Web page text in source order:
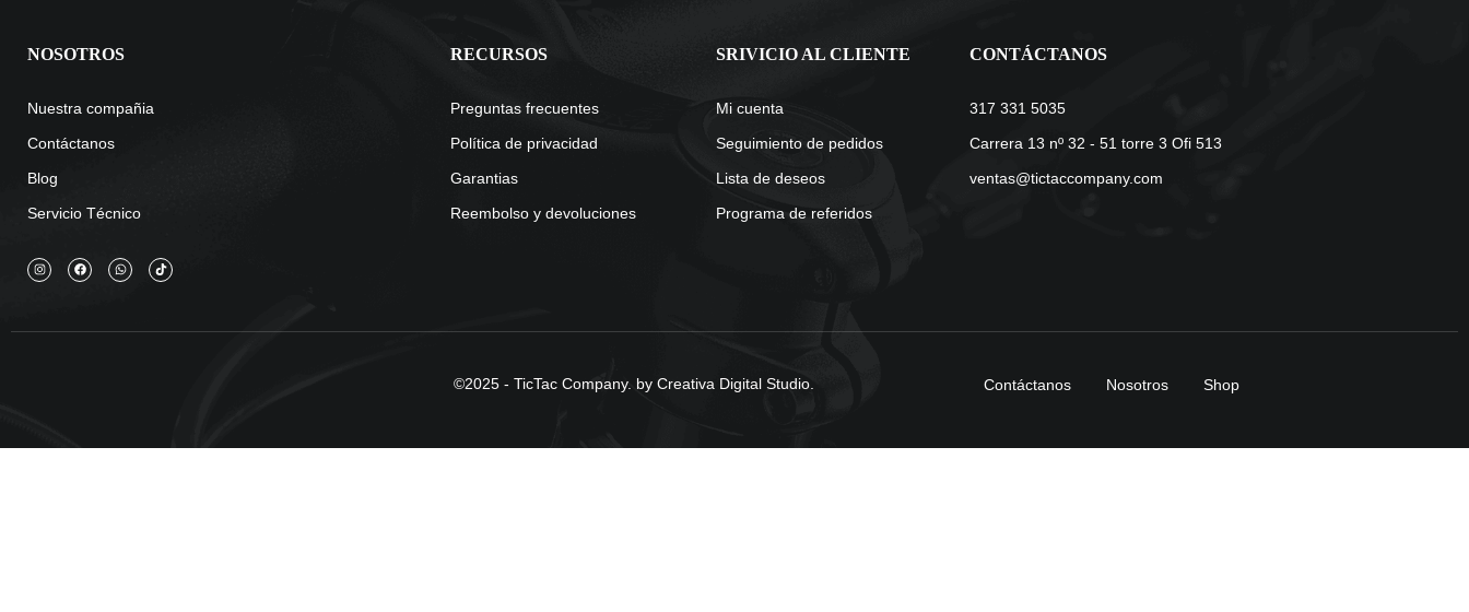
NOSOTROS
Nuestra compañia
Contáctanos
Blog
Servicio Técnico
RECURSOS
Preguntas frecuentes
Política de privacidad
Garantias
Reembolso y devoluciones
SRIVICIO AL CLIENTE
Mi cuenta
Seguimiento de pedidos
Lista de deseos
Programa de referidos
CONTÁCTANOS
317 331 5035
Carrera 13 nº 32 - 51 torre 3 Ofi 513
ventas@tictaccompany.com
©2025 - TicTac Company. by Creativa Digital Studio. Contáctanos Nosotros Shop